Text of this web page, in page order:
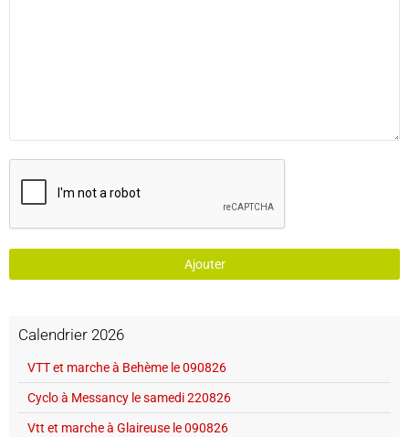
Ajouter
Calendrier 2026
VTT et marche à Behème le 090826
Cyclo à Messancy le samedi 220826
Vtt et marche à Glaireuse le 090826